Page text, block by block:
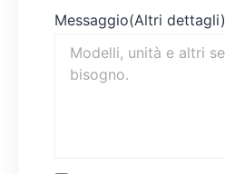
Messaggio(Altri dettagli)